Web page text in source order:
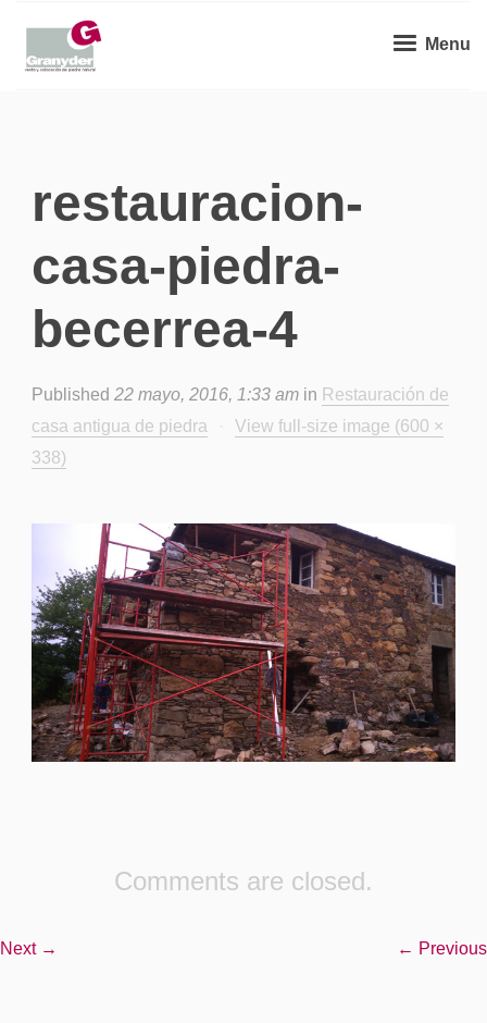
Menu
restauracion-
casa-piedra-
becerrea-4
Published22 mayo, 2016, 1:33 am in Restauración de
casa antigua de piedra
·
View full-size image (600 ×
338)
Comments are closed.
← Previous
Next →